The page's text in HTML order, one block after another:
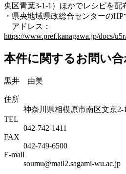
央区青葉3-1-1）ほかでレシピを配
・県央地域県政総合センターの
アドレス：
https://www.pref.kanagawa.jp/docs/
本件に関するお問い
黒井 由美
住所
神奈川県相模原市南区文京2-
TEL
042-742-1411
FAX
042-749-6500
E-mail
soumu@mail2.sagami-wu.ac.jp